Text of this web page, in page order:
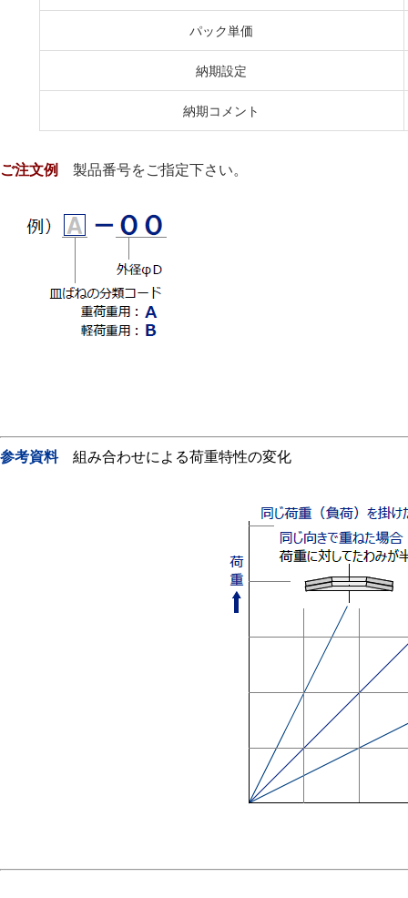
パック単価
納期設定
納期コメント
ご注文例 製品番号をご指定下さい。
参考資料組み合わせによる荷重特性の変化